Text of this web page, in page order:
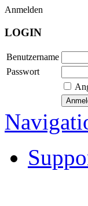
Anmelden
LOGIN
Benutzername
Passwort